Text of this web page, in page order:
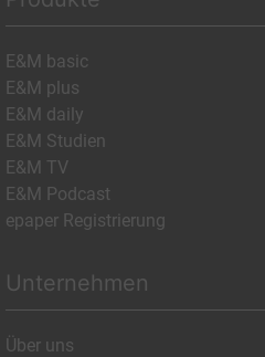
E&M basic
E&M plus
E&M daily
E&M Studien
E&M TV
E&M Podcast
epaper Registrierung
Unternehmen
Über uns